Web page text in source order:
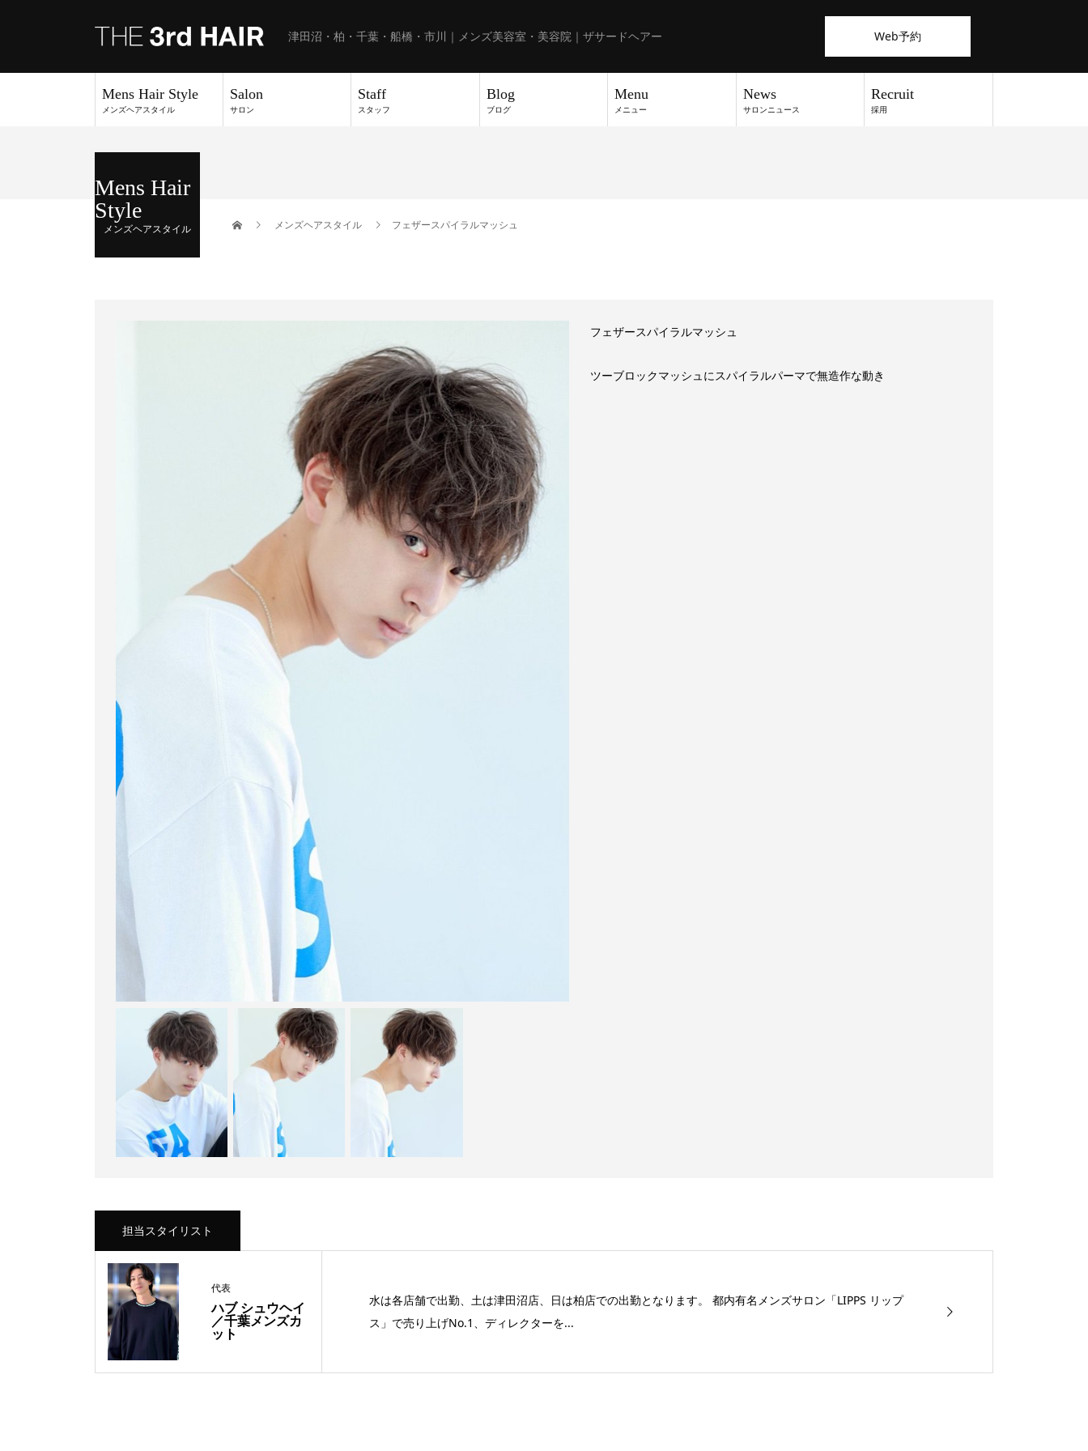
津田沼・柏・千葉・船橋・市川｜メンズ美容室・美容院｜ザサードヘアー Web予約
Mens Hair Style
メンズヘアスタイル
Salon
サロン
Staff
スタッフ
Blog
ブログ
Menu
メニュー
News
サロンニュース
Recruit
採用
Mens Hair
Style
メンズヘアスタイル メンズヘアスタイル フェザースパイラルマッシュ
フェザースパイラルマッシュ
ツーブロックマッシュにスパイラルパーマで無造作な動き
担当スタイリスト
代表
ハブ シュウヘイ
／千葉メンズカ
ット
水は各店舗で出勤、土は津田沼店、日は柏店での出勤となります。 都内有名メンズサロン「LIPPS リップ
ス」で売り上げNo.1、ディレクターを...